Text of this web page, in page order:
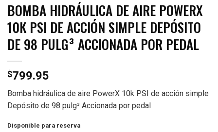
BOMBA HIDRÁULICA DE AIRE POWERX
10K PSI DE ACCIÓN SIMPLE DEPÓSITO
DE 98 PULG³ ACCIONADA POR PEDAL
$799.95
Bomba hidráulica de aire PowerX 10k PSI de acción simple
Depósito de 98 pulg³ Accionada por pedal
Disponible para reserva